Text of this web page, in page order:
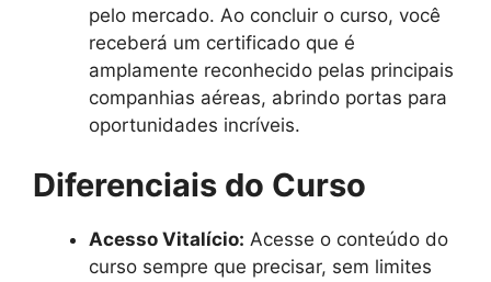
pelo mercado. Ao concluir o curso, você
receberá um certificado que é
amplamente reconhecido pelas principais
companhias aéreas, abrindo portas para
oportunidades incríveis.
Diferenciais do Curso
Acesso Vitalício: Acesse o conteúdo do
curso sempre que precisar, sem limites